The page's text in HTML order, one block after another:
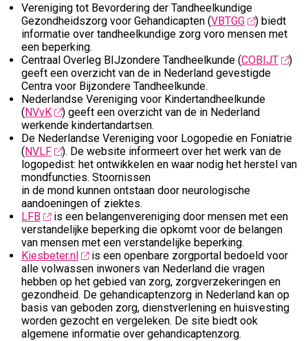
Vereniging tot Bevordering der Tandheelkundige
Gezondheidszorg voor Gehandicapten (VBTGG
) biedt
informatie over tandheelkundige zorg voro mensen met
een beperking.
Centraal Overleg BIJzondere Tandheelkunde (COBIJT
)
geeft een overzicht van de in Nederland gevestigde
Centra voor Bijzondere Tandheelkunde.
Nederlandse Vereniging voor Kindertandheelkunde
(NVvK
) geeft een overzicht van de in Nederland
werkende kindertandartsen.
De Nederlandse Vereniging voor Logopedie en Foniatrie
(NVLF
). De website informeert over het werk van de
logopedist: het ontwikkelen en waar nodig het herstel van
mondfuncties. Stoornissen
in de mond kunnen ontstaan door neurologische
aandoeningen of ziektes.
LFB
is een belangenvereniging door mensen met een
verstandelijke beperking die opkomt voor de belangen
van mensen met een verstandelijke beperking.
Kiesbeter.nl
is een openbare zorgportal bedoeld voor
alle volwassen inwoners van Nederland die vragen
hebben op het gebied van zorg, zorgverzekeringen en
gezondheid. De gehandicaptenzorg in Nederland kan op
basis van geboden zorg, dienstverlening en huisvesting
worden gezocht en vergeleken. De site biedt ook
algemene informatie over gehandicaptenzorg.